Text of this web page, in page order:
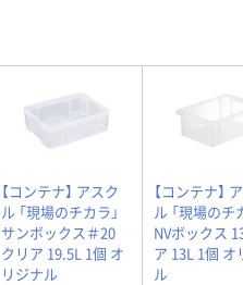
【コンテナ】 アスク
ル 「現場のチカラ」
サンボックス＃20
クリア 19.5L 1個 オ
リジナル
【コンテナ】
ル 「現場のチ
NVボックス
ア 13L 1個 オ
ル